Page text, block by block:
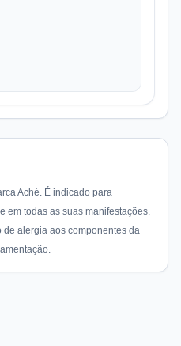
Aché. É indicado para
em todas as suas manifestações.
alergia aos componentes da